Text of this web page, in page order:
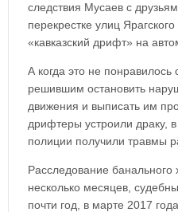
следствия Мусаев с
перекрестке улиц
«кавказский дрифт» на
А когда это не понравилось
решившим остановить
движения и выписать им
дрифтеры устроили драку,
полиции получили травмы
Расследование банального
несколько месяцев,
почти год, в марте 2017